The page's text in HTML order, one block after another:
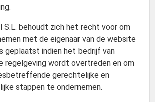
S.L. behoudt zich het recht voor om
met de eigenaar van de website
geplaatst indien het bedrijf van
regelgeving wordt overtreden en om
gerechtelijke en
stappen te ondernemen.